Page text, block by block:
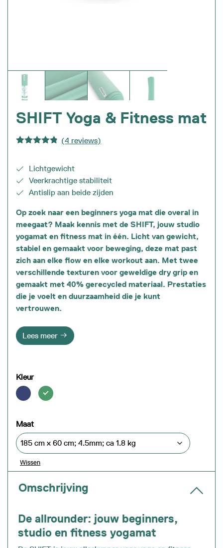
SHIFT Yoga & Fitness mat
5
(4 reviews)
Lichtgewicht
Veerkrachtige stabiliteit
Antislip aan beide zijden
Op zoek naar een beginners yoga mat die overal in
meegaat? Maak kennis met de SHIFT, jouw studio
yogamat en fitness mat in één. Licht van gewicht,
stabiel en gemaakt voor beweging, deze mat past
zich aan elke flow en elke workout aan. Met twee
verschillende texturen voor geweldige dry grip en
gemaakt met 40% gerecycled materiaal. Prestaties
die je voelt en duurzaamheid die je kunt
vertrouwen.
Lees meer
Kleur
Maat
Wissen
Omschrijving
De allrounder: jouw beginners,
studio en fitness yogamat